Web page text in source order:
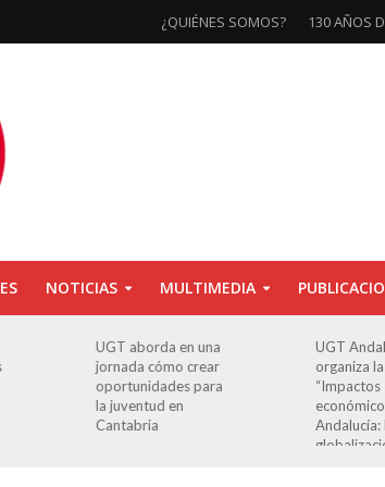
¿QUIÉNES SOMOS? 130 AÑOS
NOTICIAS MULTIMEDIA
UGT Andalucía
organiza las jornadas
“Impactos
económicos en
Andalucía: la
Palmas de
Canaria